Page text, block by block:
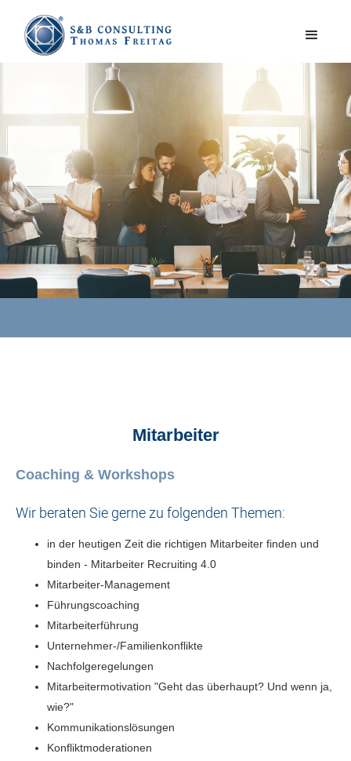
Mitarbeiter
Coaching & Workshops
Wir beraten Sie gerne zu folgenden Themen:
in der heutigen Zeit die richtigen Mitarbeiter finden und
binden - Mitarbeiter Recruiting 4.0
Mitarbeiter-Management
Führungscoaching
Mitarbeiterführung
Unternehmer-/Familienkonflikte
Nachfolgeregelungen
Mitarbeitermotivation "Geht das überhaupt? Und wenn ja,
wie?"
Kommunikationslösungen
Konfliktmoderationen